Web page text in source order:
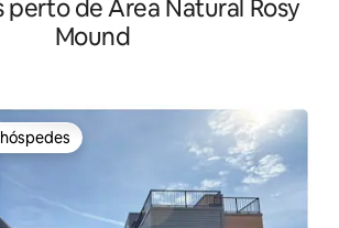
de Área Natural Rosy
Mound
preferidos dos hóspedes